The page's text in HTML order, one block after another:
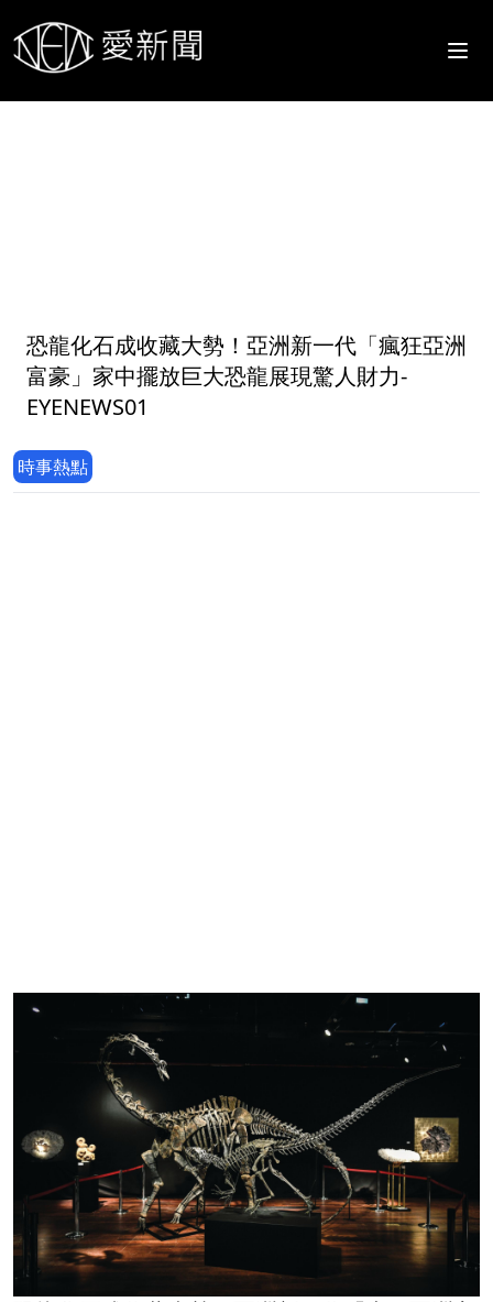
恐龍化石成收藏大勢！亞洲新一代「瘋狂亞洲
富豪」家中擺放巨大恐龍展現驚人財力-
EYENEWS01
時事熱點